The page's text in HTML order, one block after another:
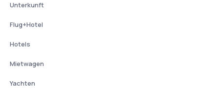
Unterkunft
Flug+Hotel
Hotels
Mietwagen
Yachten